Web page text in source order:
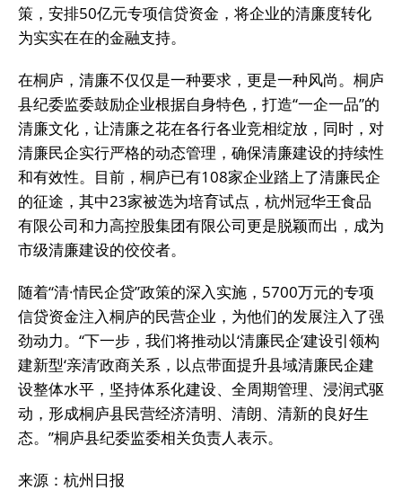
策，安排50亿元专项信贷资金，将企业的清廉度转化
为实实在在的金融支持。
在桐庐，清廉不仅仅是一种要求，更是一种风尚。桐庐
县纪委监委鼓励企业根据自身特色，打造“一企一品”的
清廉文化，让清廉之花在各行各业竞相绽放，同时，对
清廉民企实行严格的动态管理，确保清廉建设的持续性
和有效性。目前，桐庐已有108家企业踏上了清廉民企
的征途，其中23家被选为培育试点，杭州冠华王食品
有限公司和力高控股集团有限公司更是脱颖而出，成为
市级清廉建设的佼佼者。
随着“清·情民企贷”政策的深入实施，5700万元的专项
信贷资金注入桐庐的民营企业，为他们的发展注入了强
劲动力。“下一步，我们将推动以‘清廉民企’建设引领构
建新型‘亲清’政商关系，以点带面提升县域清廉民企建
设整体水平，坚持体系化建设、全周期管理、浸润式驱
动，形成桐庐县民营经济清明、清朗、清新的良好生
态。”桐庐县纪委监委相关负责人表示。
来源：杭州日报